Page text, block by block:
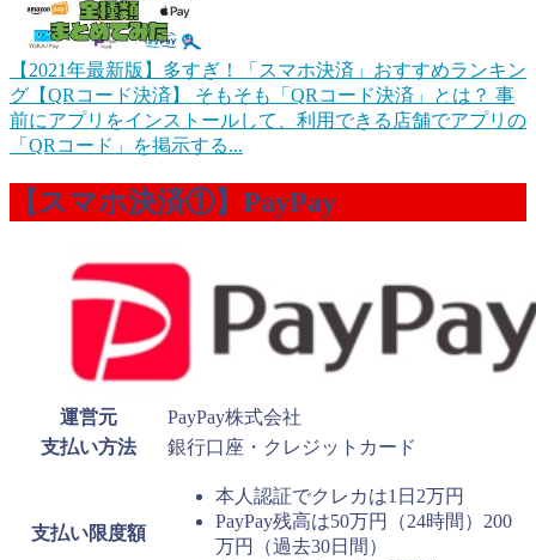
【2021年最新版】多すぎ！「スマホ決済」おすすめランキン
グ【QRコード決済】
そもそも「QRコード決済」とは？ 事
前にアプリをインストールして、利用できる店舗でアプリの
「QRコード」を掲示する...
【スマホ決済①】PayPay
運営元
PayPay株式会社
支払い方法
銀行口座・クレジットカード
支払い限度額
本人認証でクレカは1日2万円
PayPay残高は50万円（24時間）200
万円（過去30日間）